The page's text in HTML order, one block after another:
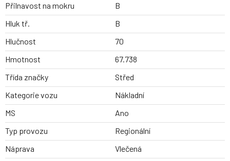
Přilnavost na mokru
B
Hluk tř.
B
Hlučnost
70
Hmotnost
67.738
Třída značky
Střed
Kategorie vozu
Nákladní
MS
Ano
Typ provozu
Regionální
Náprava
Vlečená